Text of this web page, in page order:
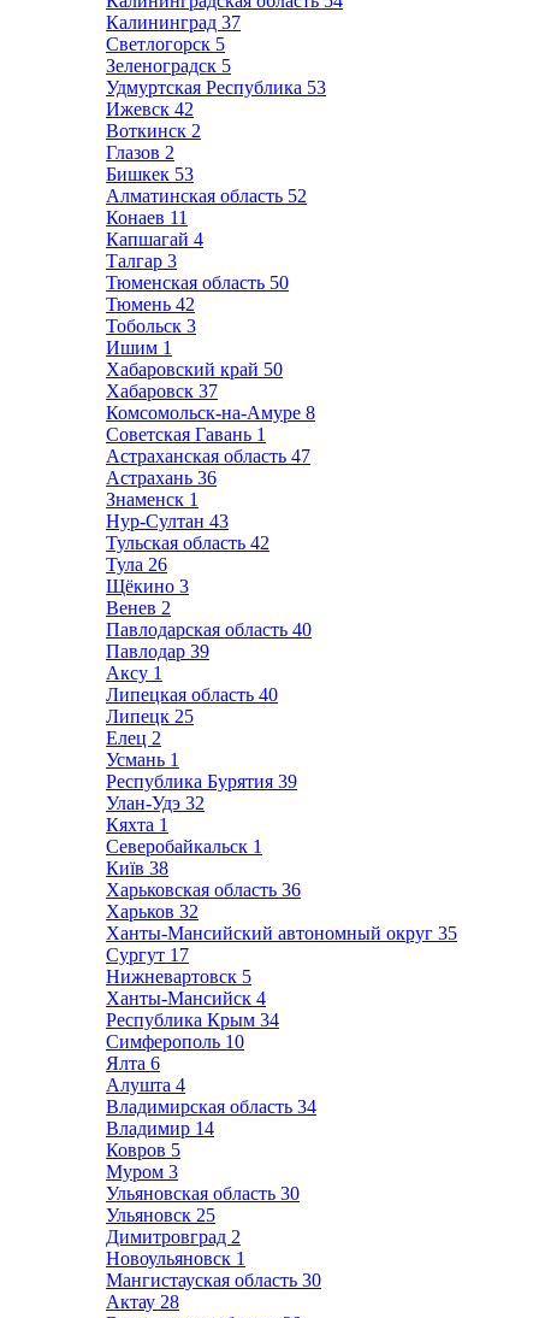
Калининград 37
Светлогорск 5
Зеленоградск 5
Удмуртская Республика 53
Ижевск 42
Воткинск 2
Глазов 2
Бишкек 53
Алматинская область 52
Конаев 11
Капшагай 4
Талгар 3
Тюменская область 50
Тюмень 42
Тобольск 3
Ишим 1
Хабаровский край 50
Хабаровск 37
Комсомольск-на-Амуре 8
Советская Гавань 1
Астраханская область 47
Астрахань 36
Знаменск 1
Нур-Султан 43
Тульская область 42
Тула 26
Щёкино 3
Венев 2
Павлодарская область 40
Павлодар 39
Аксу 1
Липецкая область 40
Липецк 25
Елец 2
Усмань 1
Республика Бурятия 39
Улан-Удэ 32
Кяхта 1
Северобайкальск 1
Київ 38
Харьковская область 36
Харьков 32
Ханты-Мансийский автономный округ 35
Сургут 17
Нижневартовск 5
Ханты-Мансийск 4
Республика Крым 34
Симферополь 10
Ялта 6
Алушта 4
Владимирская область 34
Владимир 14
Ковров 5
Муром 3
Ульяновская область 30
Ульяновск 25
Димитровград 2
Новоульяновск 1
Мангистауская область 30
Актау 28